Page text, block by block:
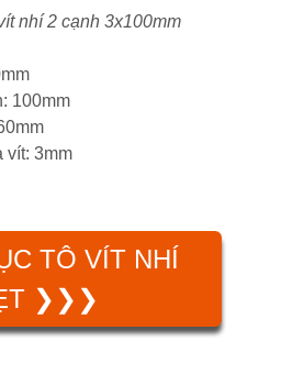
nhí 2 cạnh 3x100mm
100mm
vít: 3mm
TÔ VÍT NHÍ
❯❯❯